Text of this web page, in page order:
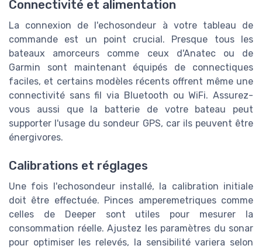
Connectivité et alimentation
La connexion de l'echosondeur à votre tableau de
commande est un point crucial. Presque tous les
bateaux amorceurs comme ceux d'Anatec ou de
Garmin sont maintenant équipés de connectiques
faciles, et certains modèles récents offrent même une
connectivité sans fil via Bluetooth ou WiFi. Assurez-
vous aussi que la batterie de votre bateau peut
supporter l'usage du sondeur GPS, car ils peuvent être
énergivores.
Calibrations et réglages
Une fois l'echosondeur installé, la calibration initiale
doit être effectuée. Pinces amperemetriques comme
celles de Deeper sont utiles pour mesurer la
consommation réelle. Ajustez les paramètres du sonar
pour optimiser les relevés, la sensibilité variera selon